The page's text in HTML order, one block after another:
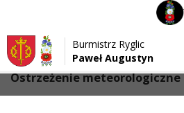
Przejdź do menu
Przejdź do głównej treści strony
Przejdź do stopki strony
Burmistrz Ryglic
Paweł Augustyn
Strona główna > Ostrzeżenia
Ostrzeżenie meteorologiczne